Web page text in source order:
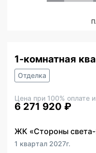
1-комнатная
Отделка
Цена при 100% оплате
6 271 920 ₽
ЖК «Стороны
1 квартал 2027г.